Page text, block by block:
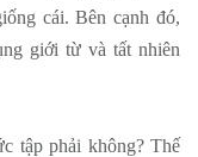
cái. Bên cạnh đó,
giới từ và tất nhiên
tập phải không? Thế